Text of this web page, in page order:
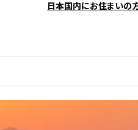
日本国内にお住まいの